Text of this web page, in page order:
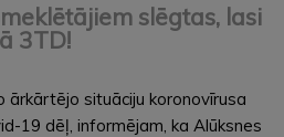
slēgtas, lasi
3TD!
ārkārtējo situāciju koronovīrusa
19 dēļ, informējam, ka Alūksnes